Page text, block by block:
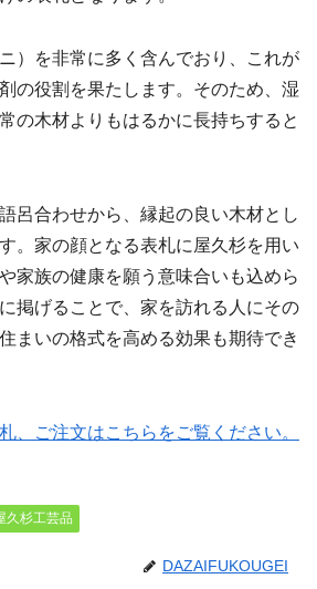
）を非常に多く含んでおり、これが
の役割を果たします。そのため、湿
の木材よりもはるかに長持ちすると
呂合わせから、縁起の良い木材とし
。家の顔となる表札に屋久杉を用い
家族の健康を願う意味合いも込めら
掲げることで、家を訪れる人にその
まいの格式を高める効果も期待でき
、ご注文はこちらをご覧ください。
久杉工芸品
DAZAIFUKOUGEI